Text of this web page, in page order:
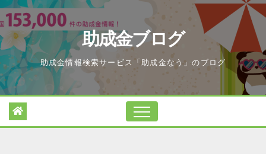
Skip
to
content
助成金ブログ
助成金情報検索サービス「助成金なう」のブログ